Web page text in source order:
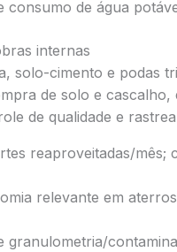
consumo de água
internas
solo-cimento e podas
de solo e
de qualidade e
reaproveitadas/mês;
relevante em
granulometria/